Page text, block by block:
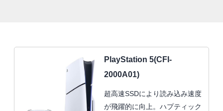
PlayStation 5(CFI-
2000A01)
超高速SSDにより読み込み速度
が飛躍的に向上。ハプティック